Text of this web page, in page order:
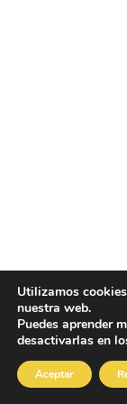
Utilizamos
nuestra web.
Puedes aprender
desactivarlas en
Aceptar